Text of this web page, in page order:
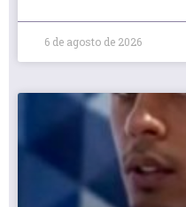
6 de agosto de 2026